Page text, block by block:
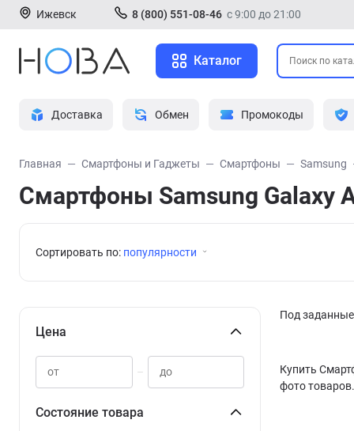
Ижевск 8 (800) 551-08-46 с 9:00 до 21:00
Каталог
Доставка Обмен Промокоды
Главная Смартфоны и Гаджеты Смартфоны Samsung
Смартфоны Samsung Galaxy
Сортировать по: популярности
Цена
–
Состояние товара
Под
Купить
фото